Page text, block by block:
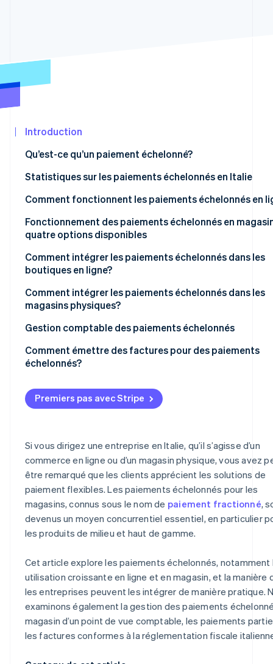
Vérification de l'identité
Stripe Sessions 2026
l’IA.
Introduction
Qu’est-ce qu’un paiement échelonné?
Les paiements échelonnés : de quoi s’agit-il?
Statistiques sur les paiements échelonnés en Italie
Comment fonctionnent les paiements échelonnés en
Fonctionnement des paiements échelonnés en
quatre options disponibles
Paiements échelonnés par des terminaux de point de
Paiements échelonnés par des liens de paiement
Paiements échelonnés par Satispay
Paiements échelonnés par Pay-Oh
Comment intégrer les paiements échelonnés dans les
boutiques en ligne?
Quels sont les meilleurs systèmes de paiement
pour le commerce en ligne?
Comment intégrer les paiements échelonnés dans les
magasins physiques?
Gestion comptable des paiements échelonnés
Comptabilisation des revenus
Gestion des risques
Taxes
Comment émettre des factures pour des paiements
échelonnés?
Reçus de versements échelonnés et recouvrements
Avantages organisationnels
Premiers pas avec Stripe
Si vous dirigez une entreprise en Italie, qu’il s’agisse d’un
commerce en ligne ou d’un magasin physique, vous avez
être remarqué que les clients apprécient les solutions de
paiement flexibles. Les paiements échelonnés pour les
magasins, connus sous le nom de paiement fractionné,
devenus un moyen concurrentiel essentiel, en particulier
les produits de milieu et haut de gamme.
Cet article explore les paiements échelonnés, notamment
utilisation croissante en ligne et en magasin, et la manière
les entreprises peuvent les intégrer de manière pratique.
examinons également la gestion des paiements
magasin d’un point de vue comptable, les paiements
les factures conformes à la réglementation fiscale